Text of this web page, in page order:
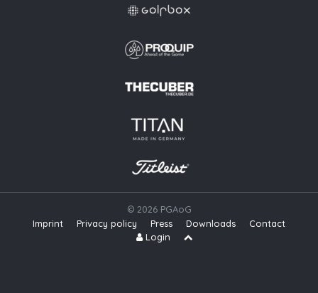
© 2026 PGAoG
Imprint Privacy policy Press Downloads
Contact
Login